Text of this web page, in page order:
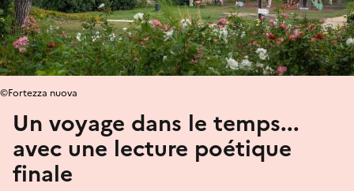
Un voyage dans le temps...
avec une lecture poétique
finale
©Fortezza nuova